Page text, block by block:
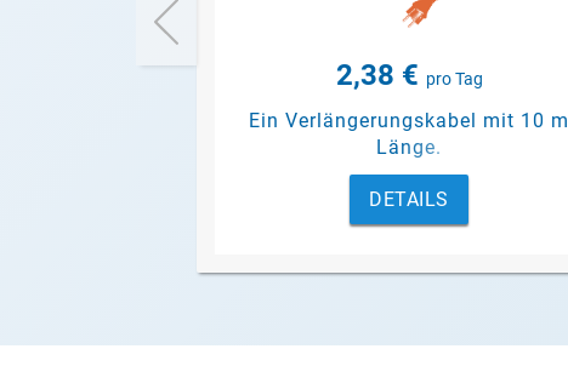
2,38 € pro Tag
Ein Verlängerungskabel mit 10 m
Länge.
DETAILS